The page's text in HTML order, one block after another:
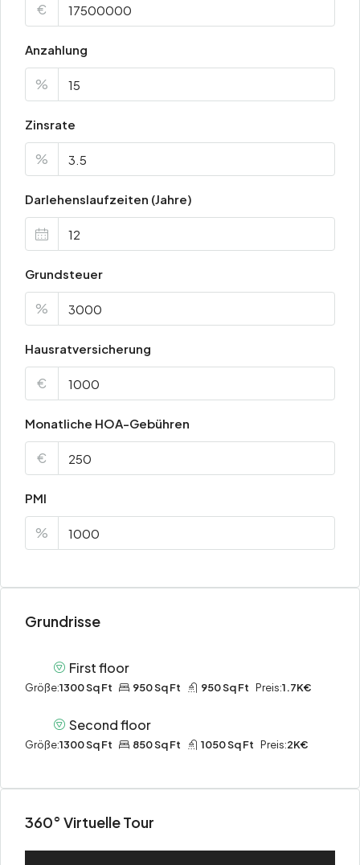
€
Anzahlung
%
Zinsrate
%
Darlehenslaufzeiten (Jahre)
Grundsteuer
%
Hausratversicherung
€
Monatliche HOA-Gebühren
€
PMI
%
Grundrisse
First floor
Größe:1300 Sq Ft 950 Sq Ft 950 Sq Ft Preis:1.7K€
Second floor
Größe:1300 Sq Ft 850 Sq Ft 1050 Sq Ft Preis:2K€
360° Virtuelle Tour